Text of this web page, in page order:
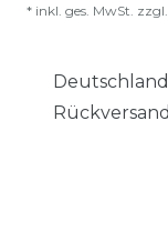
* inkl. ges. MwSt. zzgl.